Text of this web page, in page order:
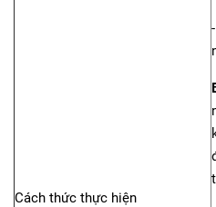
Cách thức thực hiện